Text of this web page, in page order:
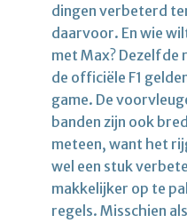
dingen verbeterd
daarvoor. En wie
met Max? Dezelfde
de officiële F1
game. De
banden zijn ook
meteen, want het
wel een stuk
makkelijker op te
regels. Misschien